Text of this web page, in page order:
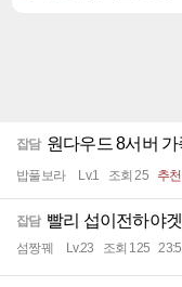
잡담 원다우드 8서버
밥풀보라 Lv.1 조회 25 추
잡담 빨리 섭이전하야
섬짱꿰 Lv.23 조회 125